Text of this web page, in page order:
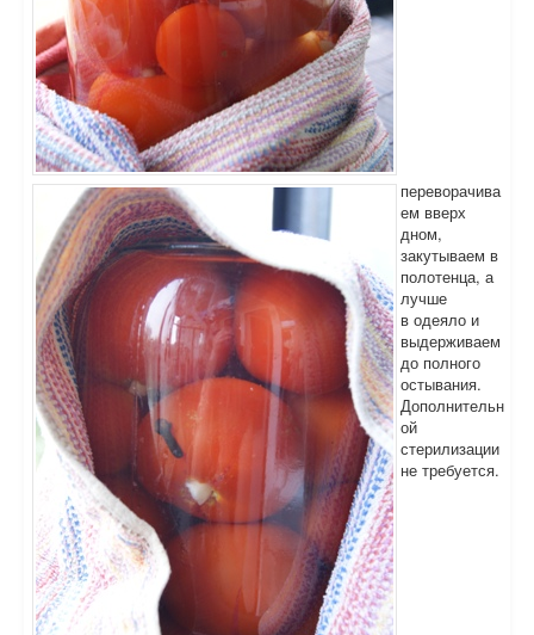
переворачива
ем вверх
дном,
закутываем в
полотенца, а
лучше
в одеяло и
выдерживаем
до полного
остывания.
Дополнительн
ой
стерилизации
не требуется.